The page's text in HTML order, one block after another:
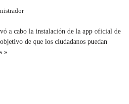
a cabo la instalación de la app oficial de
de que los ciudadanos puedan
»